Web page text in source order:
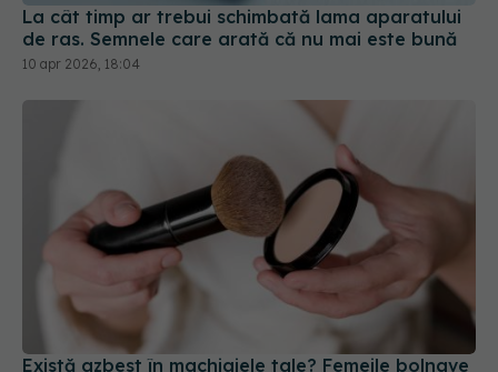
10 apr 2026, 18:04
Există azbest în machiajele tale? Femeile bolnave
de cancer dau în judecată marile branduri de
cosmetice